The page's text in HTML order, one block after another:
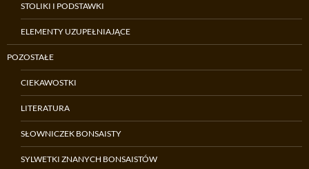
STOLIKI I PODSTAWKI
ELEMENTY UZUPEŁNIAJĄCE
POZOSTAŁE
CIEKAWOSTKI
LITERATURA
SŁOWNICZEK BONSAISTY
SYLWETKI ZNANYCH BONSAISTÓW